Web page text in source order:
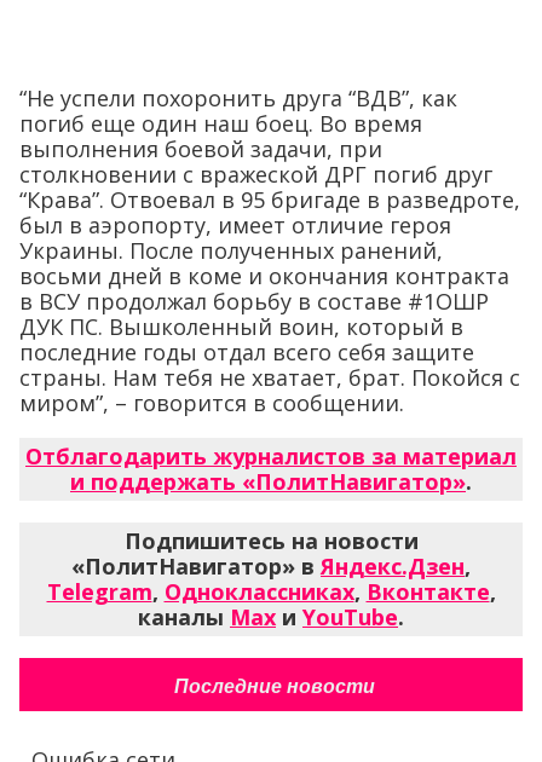
“Не успели похоронить друга “ВДВ”, как
погиб еще один наш боец. Во время
выполнения боевой задачи, при
столкновении с вражеской ДРГ погиб друг
“Крава”. Отвоевал в 95 бригаде в разведроте,
был в аэропорту, имеет отличие героя
Украины. После полученных ранений,
восьми дней в коме и окончания контракта
в ВСУ продолжал борьбу в составе #1ОШР
ДУК ПС. Вышколенный воин, который в
последние годы отдал всего себя защите
страны. Нам тебя не хватает, брат. Покойся с
миром”, – говорится в сообщении.
Отблагодарить журналистов за материал
и поддержать «ПолитНавигатор».
Подпишитесь на новости
«ПолитНавигатор» в Яндекс.Дзен,
Telegram, Одноклассниках, Вконтакте,
каналы Max и YouTube.
Последние новости